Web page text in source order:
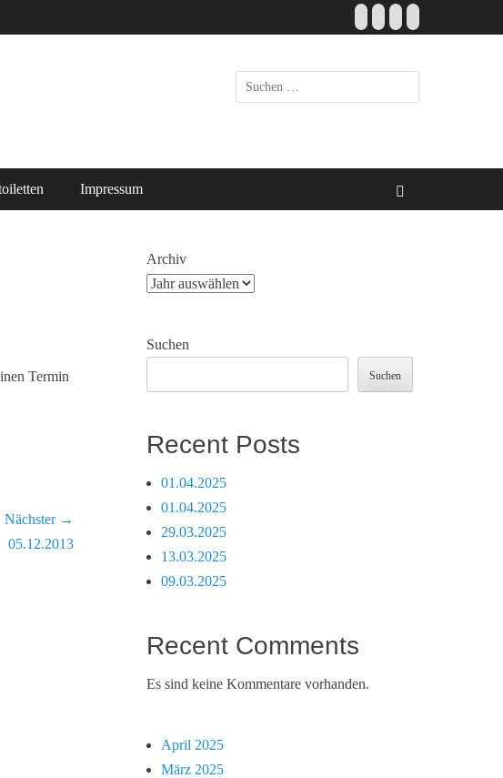
Mail
Suche
nach:
Impressum
Termin
Nächster →
05.12.2013
Archiv
Suchen
Suchen
Recent Posts
01.04.2025
01.04.2025
29.03.2025
13.03.2025
09.03.2025
Recent Comments
Es sind keine Kommentare vorhanden.
April 2025
März 2025